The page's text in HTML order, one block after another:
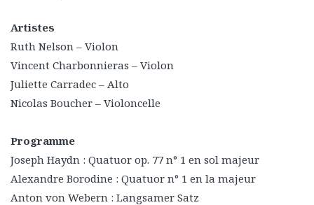
Artistes
Ruth Nelson – Violon
Vincent Charbonnieras – Violon
Juliette Carradec – Alto
Nicolas Boucher – Violoncelle
Programme
Joseph Haydn : Quatuor op. 77 n° 1 en sol majeur
Alexandre Borodine : Quatuor n° 1 en la majeur
Anton von Webern : Langsamer Satz